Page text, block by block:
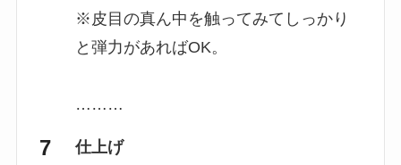
※皮目の真ん中を触ってみてしっかり
と弾力があればOK。
………
仕上げ